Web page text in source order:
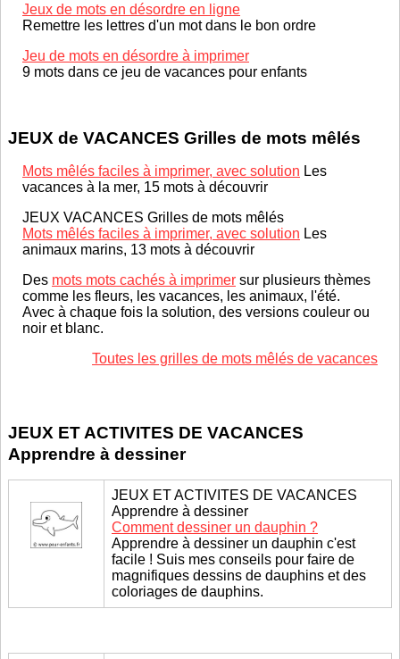
Jeux de mots en désordre en ligne
Remettre les lettres d'un mot dans le bon ordre
Jeu de mots en désordre à imprimer
9 mots dans ce jeu de vacances pour enfants
JEUX de VACANCES Grilles de mots mêlés
Mots mêlés faciles à imprimer, avec solution Les
vacances à la mer, 15 mots à découvrir
JEUX VACANCES Grilles de mots mêlés
Mots mêlés faciles à imprimer, avec solution Les
animaux marins, 13 mots à découvrir
Des mots mots cachés à imprimer sur plusieurs thèmes
comme les fleurs, les vacances, les animaux, l'été.
Avec à chaque fois la solution, des versions couleur ou
noir et blanc.
Toutes les grilles de mots mêlés de vacances
JEUX ET ACTIVITES DE VACANCES
Apprendre à dessiner
JEUX ET ACTIVITES DE VACANCES
Apprendre à dessiner
Comment dessiner un dauphin ?
Apprendre à dessiner un dauphin c'est
facile ! Suis mes conseils pour faire de
magnifiques dessins de dauphins et des
coloriages de dauphins.